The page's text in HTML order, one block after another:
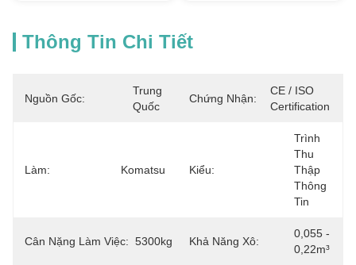
Thông Tin Chi Tiết
Nguồn Gốc:
Trung
Quốc
Chứng Nhận:
CE / ISO
Certification
Làm: Komatsu Kiểu:
Trình
Thu
Thập
Thông
Tin
Cân Nặng Làm Việc: 5300kg Khả Năng Xô:
0,055 -
0,22m³